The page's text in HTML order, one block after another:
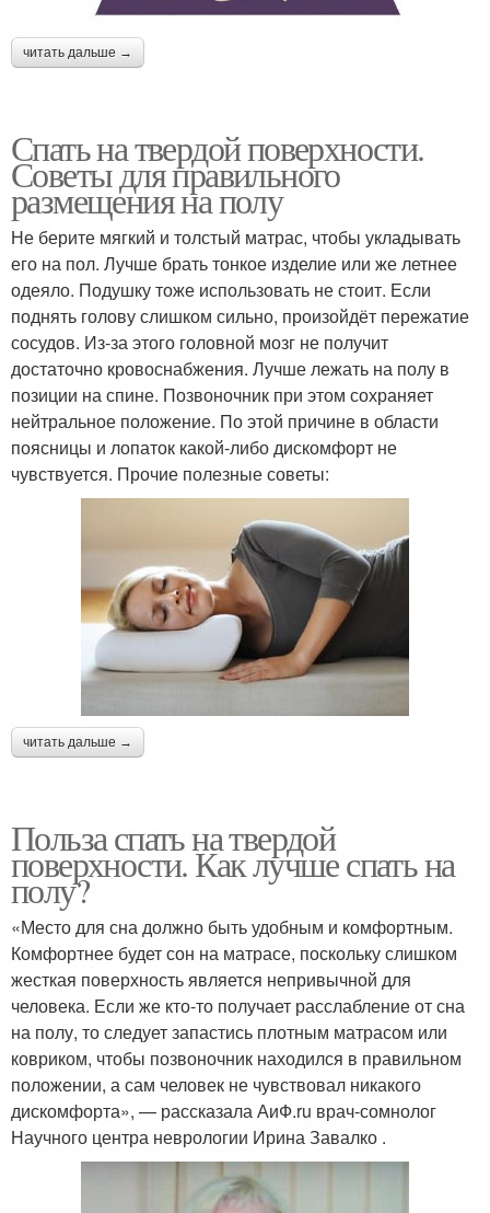
читать дальше →
Спать на твердой поверхности.
Советы для правильного
размещения на полу
Не берите мягкий и толстый матрас, чтобы укладывать
его на пол. Лучше брать тонкое изделие или же летнее
одеяло. Подушку тоже использовать не стоит. Если
поднять голову слишком сильно, произойдёт пережатие
сосудов. Из-за этого головной мозг не получит
достаточно кровоснабжения. Лучше лежать на полу в
позиции на спине. Позвоночник при этом сохраняет
нейтральное положение. По этой причине в области
поясницы и лопаток какой-либо дискомфорт не
чувствуется. Прочие полезные советы:
читать дальше →
Польза спать на твердой
поверхности. Как лучше спать на
полу?
«Место для сна должно быть удобным и комфортным.
Комфортнее будет сон на матрасе, поскольку слишком
жесткая поверхность является непривычной для
человека. Если же кто-то получает расслабление от сна
на полу, то следует запастись плотным матрасом или
ковриком, чтобы позвоночник находился в правильном
положении, а сам человек не чувствовал никакого
дискомфорта», — рассказала АиФ.ru врач-сомнолог
Научного центра неврологии Ирина Завалко .